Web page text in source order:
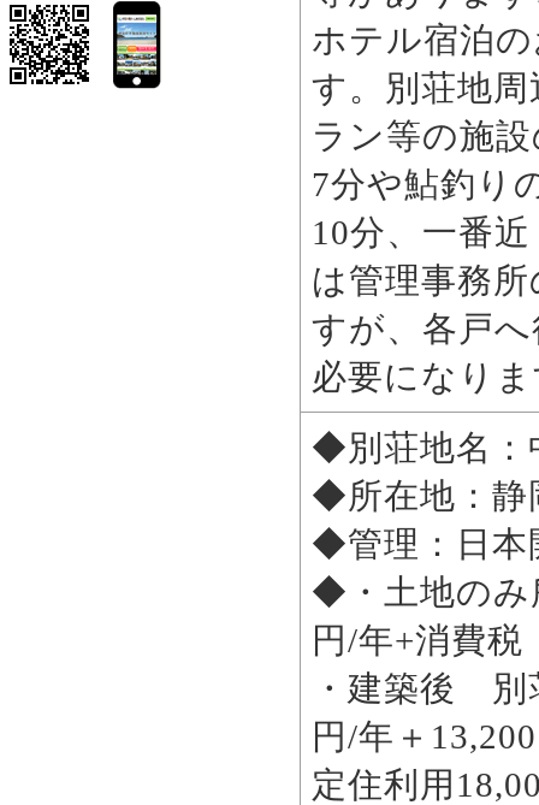
ホテル宿泊
す。別荘地
ラン等の施
7分や鮎釣り
10分、一番
は管理事務
すが、各戸
必要になり
◆別荘地名：
◆所在地：静
◆管理：日本
◆・土地のみ
円/年+消費
・建築後 別
円/年＋
定住利用